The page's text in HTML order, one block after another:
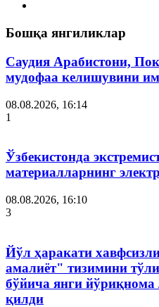
Бошқа янгиликлар
Саудия Арабистони,
мудофаа келишувини
08.08.2026, 16:14
1
Ўзбекистонда
материалларнинг
08.08.2026, 16:10
3
Йўл ҳаракати
амалиёт" тизимини
бўйича янги йўриқнома
қилди